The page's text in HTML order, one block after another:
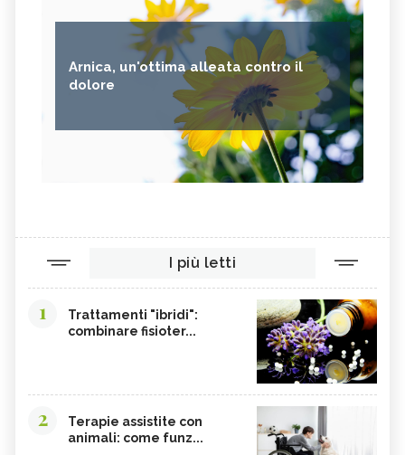
Arnica, un'ottima alleata contro il
dolore
I più letti
1
Trattamenti "ibridi":
combinare fisioter...
2
Terapie assistite con
animali: come funz...